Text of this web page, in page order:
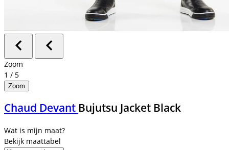
Zoom
1 / 5
Zoom
Chaud Devant Bujutsu Jacket Black
Bekijk maattabel